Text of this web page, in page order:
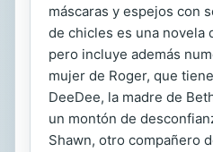
máscaras y espejos con
de chicles es una novela
pero incluye además
mujer de Roger, que
DeeDee, la madre de
un montón de
Shawn, otro compañero